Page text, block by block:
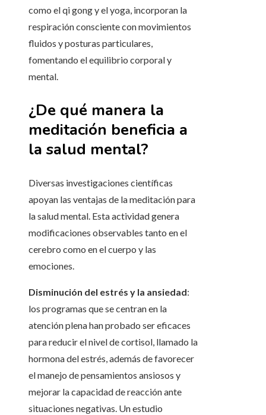
como el qi gong y el yoga, incorporan la
respiración consciente con movimientos
fluidos y posturas particulares,
fomentando el equilibrio corporal y
mental.
¿De qué manera la
meditación beneficia a
la salud mental?
Diversas investigaciones científicas
apoyan las ventajas de la meditación para
la salud mental. Esta actividad genera
modificaciones observables tanto en el
cerebro como en el cuerpo y las
emociones.
Disminución del estrés y la ansiedad:
los programas que se centran en la
atención plena han probado ser eficaces
para reducir el nivel de cortisol, llamado la
hormona del estrés, además de favorecer
el manejo de pensamientos ansiosos y
mejorar la capacidad de reacción ante
situaciones negativas. Un estudio